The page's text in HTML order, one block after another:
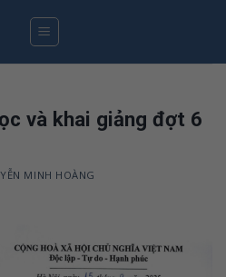
và khai giảng đợt 6
MINH HOÀNG